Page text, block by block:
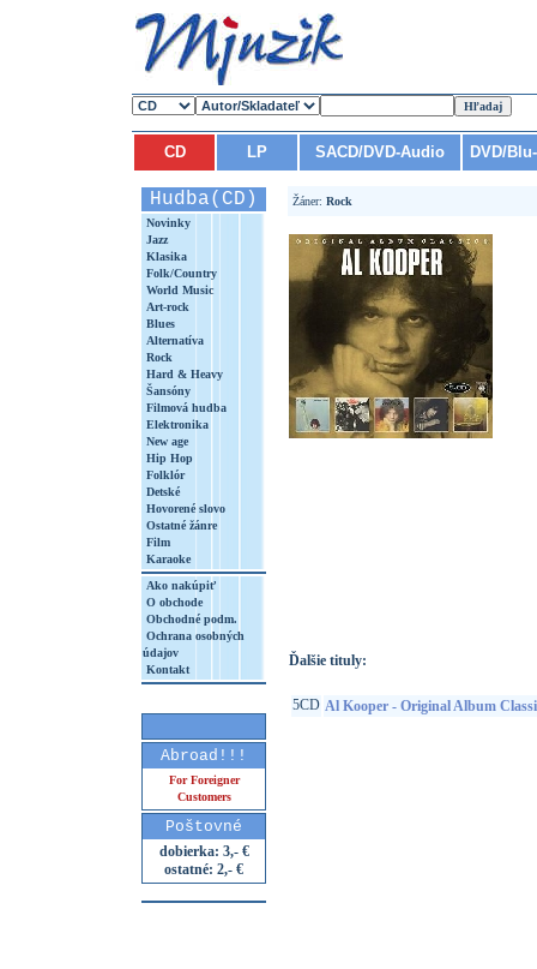
CD LP SACD/DVD-Audio DVD/
Hudba(CD)
Novinky
Jazz
Klasika
Folk/Country
World Music
Art-rock
Blues
Alternatíva
Rock
Hard & Heavy
Šansóny
Filmová hudba
Elektronika
New age
Hip Hop
Folklór
Detské
Hovorené slovo
Ostatné žánre
Film
Karaoke
Ako nakúpiť
O obchode
Obchodné podm.
Ochrana osobných
údajov
Kontakt
Abroad!!!
For Foreigner
Customers
Poštovné
dobierka: 3,- €
ostatné: 2,- €
Žáner: Rock
Ďalšie tituly:
5CD Al Kooper - Original Album